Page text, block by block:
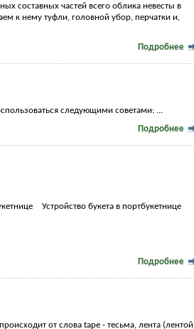
составных частей всего облика невесты в
к нему туфли, головной убор, перчатки и,
Подробнее
следующими советами: ...
Подробнее
Устройство букета в портбукетнице
Подробнее
от слова tape - тесьма, лента (лентой